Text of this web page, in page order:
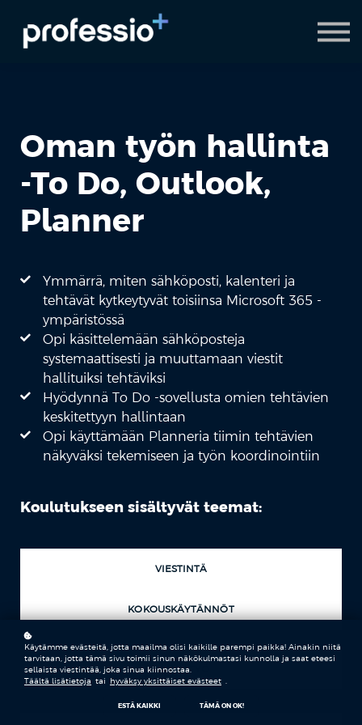
AI Coach
Pyydä demo
Oman työn hallinta
-To Do, Outlook,
Planner
Ymmärrä, miten sähköposti, kalenteri ja
tehtävät kytkeytyvät toisiinsa Microsoft 365 -
ympäristössä
Opi käsittelemään sähköposteja
systemaattisesti ja muuttamaan viestit
hallituiksi tehtäviksi
Hyödynnä To Do -sovellusta omien tehtävien
keskitettyyn hallintaan
Opi käyttämään Planneria tiimin tehtävien
näkyväksi tekemiseen ja työn koordinointiin
Koulutukseen sisältyvät teemat:
VIESTINTÄ
KOKOUSKÄYTÄNNÖT
YHTEISTYÖ
Käytämme evästeitä, jotta maailma olisi kaikille parempi paikka! Ainakin niitä
tarvitaan, jotta tämä sivu toimii sinun näkökulmastasi kunnolla ja saat eteesi
sellaista viestintää, joka sinua kiinnostaa.
Täältä lisätietoja tai hyväksy yksittäiset evästeet
ESTÄ KAIKKI TÄMÄ ON OK!